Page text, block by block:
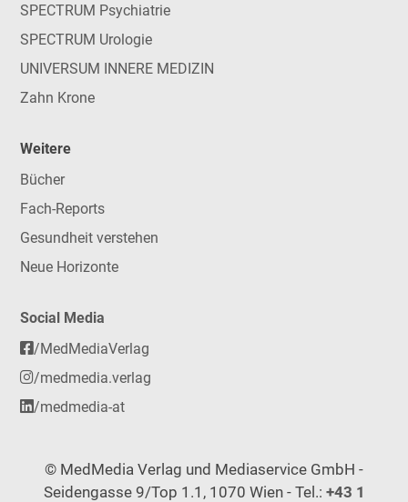
SPECTRUM Psychiatrie
SPECTRUM Urologie
UNIVERSUM INNERE MEDIZIN
Zahn Krone
Weitere
Bücher
Fach-Reports
Gesundheit verstehen
Neue Horizonte
Social Media
/MedMediaVerlag
/medmedia.verlag
/medmedia-at
© MedMedia Verlag und Mediaservice GmbH -
Seidengasse 9/Top 1.1, 1070 Wien - Tel.: +43 1